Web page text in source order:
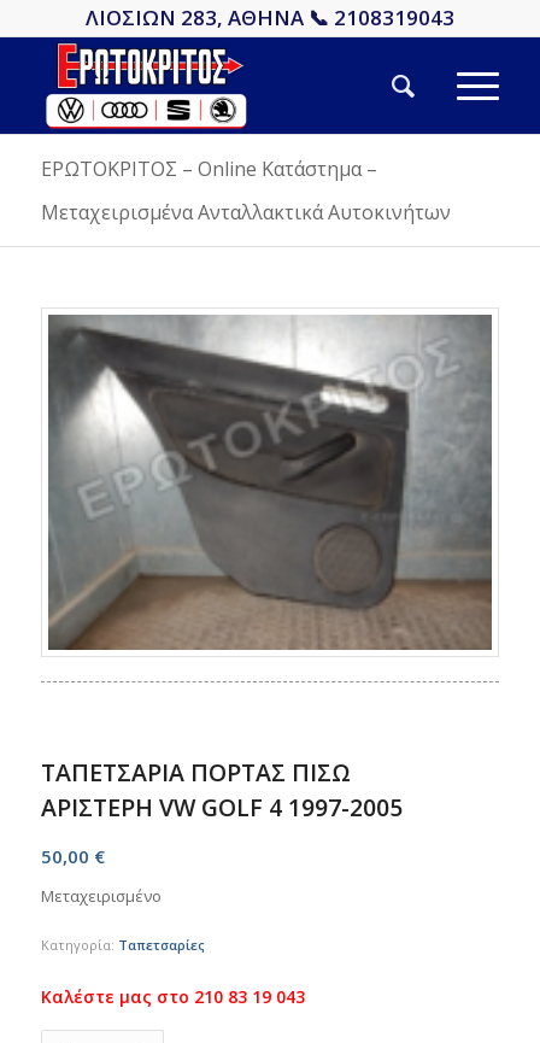
ΛΙΟΣΙΩΝ 283, ΑΘΗΝΑ 📞 2108319043
ΕΡΩΤΟΚΡΙΤΟΣ – Online Κατάστημα –
Μεταχειρισμένα Ανταλλακτικά Αυτοκινήτων
ΤΑΠΕΤΣΑΡΙΑ ΠΟΡΤΑΣ ΠΙΣΩ
ΑΡΙΣΤΕΡΗ VW GOLF 4 1997-2005
50,00 €
Μεταχειρισμένο
Κατηγορία: Ταπετσαρίες